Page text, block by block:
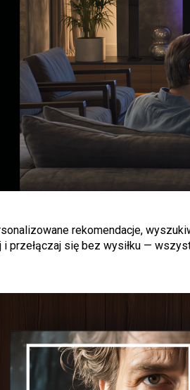
rekomendacje,
i przełączaj się bez wysiłku —